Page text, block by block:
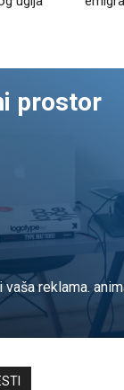
prostor
vaša reklama.